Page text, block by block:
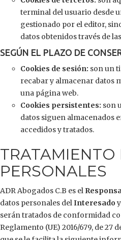
terminal del usuario desde
gestionado por el editor,
datos obtenidos través de
SEGÚN EL PLAZO DE
Cookies de sesión: son un
recabar y almacenar datos
una página web.
Cookies persistentes: son
datos siguen almacenados
accedidos y tratados.
TRATAMIENTO
PERSONALES
ADR Abogados C.B es el
datos personales delInteresado
serán tratados de conformidad
Reglamento (UE) 2016/679, de 27